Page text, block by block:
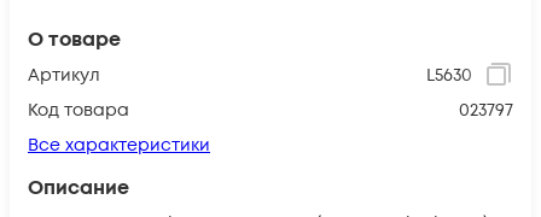
О товаре
Артикул
L5630
Код товара
023797
Все характеристики
Описание